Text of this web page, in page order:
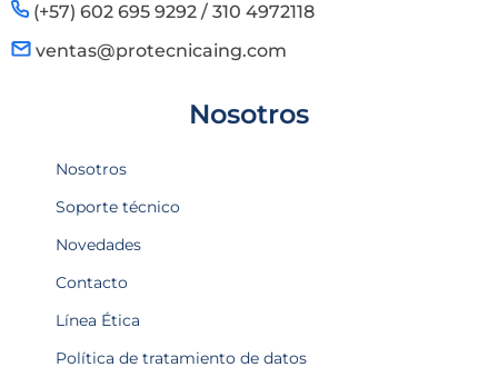
(+57) 602 695 9292 / 310 4972118
ventas@protecnicaing.com
Nosotros
Nosotros
Soporte técnico
Novedades
Contacto
Línea Ética
Política de tratamiento de datos